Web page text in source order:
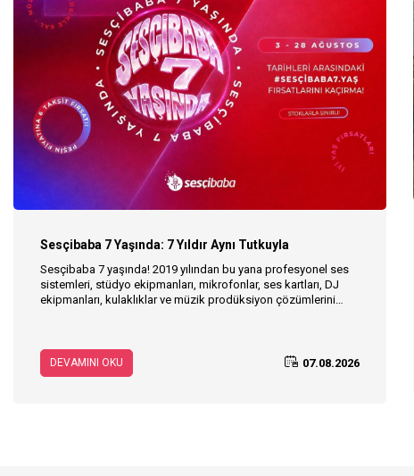
Sesçibaba 7 Yaşında: 7 Yıldır Aynı Tutkuyla
Sesçibaba 7 yaşında! 2019 yılından bu yana profesyonel ses
sistemleri, stüdyo ekipmanları, mikrofonlar, ses kartları, DJ
ekipmanları, kulaklıklar ve müzik prodüksiyon çözümlerini
arasında geçerli 7. yaş kampanyasına özel avantajları
inceleyin.
DEVAMINI OKU 07.08.2026